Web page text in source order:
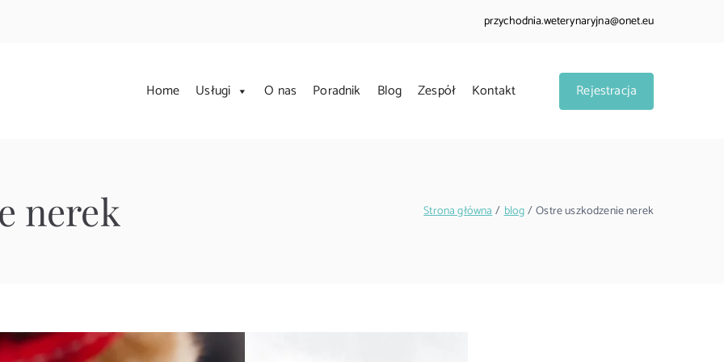
przychodnia.weterynaryjna@onet.eu
Przychodnia Weterynaryjna w Oławie
kompleksową opiekę weterynaryjną. Zajmujemy się leczeniem psów, kotów oraz małych ssaków.
Home Usługi O nas Poradnik Blog Zespół Kontakt Rejestracja
nerek Strona główna blog Ostre uszkodzenie nerek